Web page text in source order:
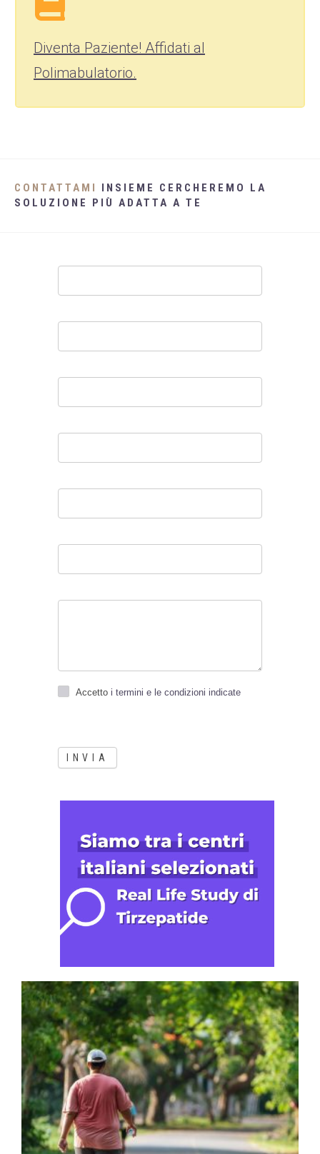
Diventa Paziente! Affidati al
Polimabulatorio.
CONTATTAMI
INSIEME CERCHEREMO LA
SOLUZIONE PIÙ ADATTA A TE
Contatti
Accetto i termini e le condizioni indicate
INVIA